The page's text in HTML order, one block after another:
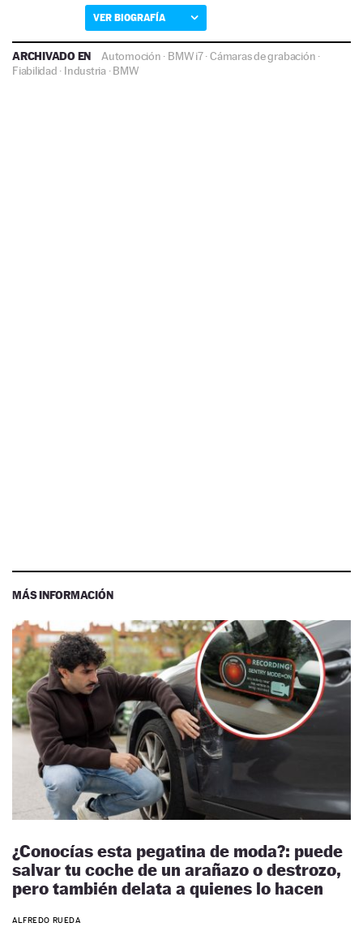
VER BIOGRAFÍA
ARCHIVADO EN Automoción · BMW i7·Cámaras de grabación ·
Fiabilidad · Industria·BMW
MÁS INFORMACIÓN
¿Conocías esta pegatina de moda?: puede
salvar tu coche de un arañazo o destrozo,
pero también delata a quienes lo hacen
ALFREDO RUEDA